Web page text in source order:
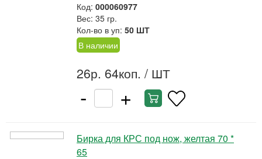
Код: 000060977
Вес: 35 гр.
Кол-во в уп: 50 ШТ
В наличии
26р. 64коп. / ШТ
- +
Бирка для КРС под нож, желтая 70 *
65